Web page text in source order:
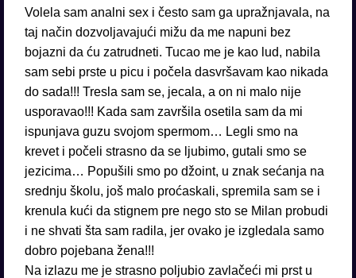
Volela sam analni sex i često sam ga upražnjavala, na
taj način dozvoljavajući mižu da me napuni bez
bojazni da ću zatrudneti. Tucao me je kao lud, nabila
sam sebi prste u picu i počela dasvršavam kao nikada
do sada!!! Tresla sam se, jecala, a on ni malo nije
usporavao!!! Kada sam završila osetila sam da mi
ispunjava guzu svojom spermom… Legli smo na
krevet i počeli strasno da se ljubimo, gutali smo se
jezicima… Popušili smo po džoint, u znak sećanja na
srednju školu, još malo proćaskali, spremila sam se i
krenula kući da stignem pre nego sto se Milan probudi
i ne shvati šta sam radila, jer ovako je izgledala samo
dobro pojebana žena!!!
Na izlazu me je strasno poljubio zavlačeći mi prst u